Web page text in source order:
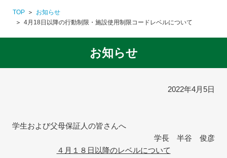
TOP
お知らせ
4月18日以降の行動制限・施設使用制限コードレベルについて
お知らせ
2022年4月5日
学生および父母保証人の皆さんへ
学長 半谷 俊彦
４月１８日以降のレベルについて